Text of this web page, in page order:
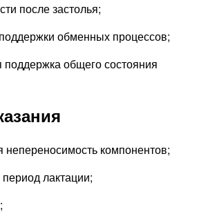
после застолья;
обменных процессов;
общего состояния
компонентов;
лактации;